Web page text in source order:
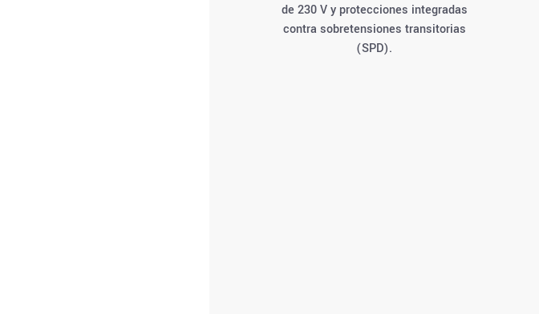
de 230 V y protecciones integradas
contra sobretensiones transitorias
(SPD).